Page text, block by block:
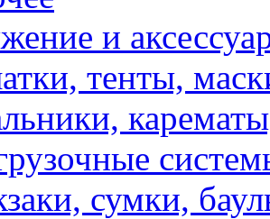
и
тенты,
сумки,